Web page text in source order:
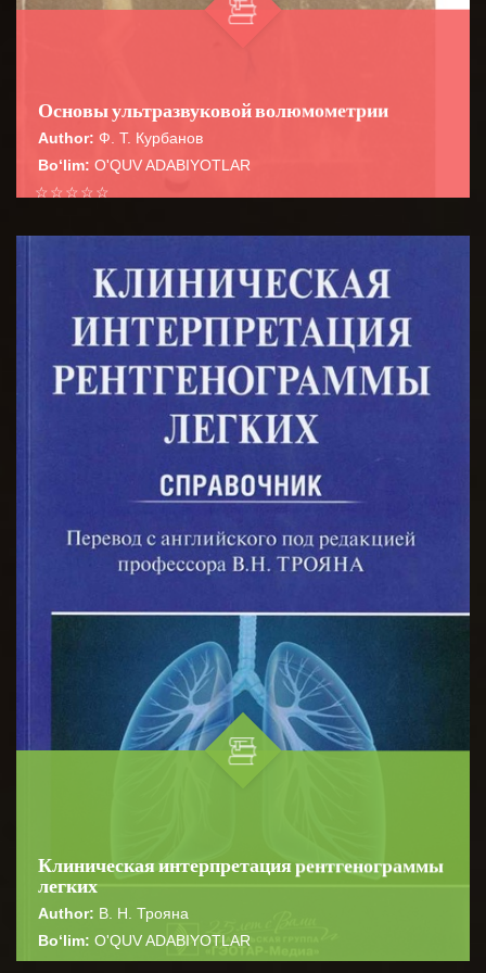
Основы ультразвуковой волюмометрии
Author: Ф. Т. Курбанов
Bo‘lim: O'QUV ADABIYOTLAR
☆
☆
☆
☆
☆
В руководстве систематизированы
волюмометрические расчеты в практической
ультразвуковой диагностике, необходимые для пов...
BATAFSIL...
Клиническая интерпретация рентгенограммы
легких
Author: В. Н. Трояна
Bo‘lim: O'QUV ADABIYOTLAR